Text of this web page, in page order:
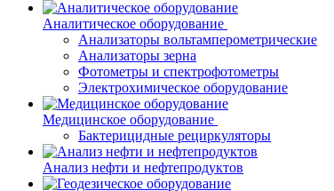
Аналитическое оборудование
Анализаторы вольтамперометрические
Анализаторы зерна
Фотометры и спектрофотометры
Электрохимическое оборудование
Медицинское оборудование
Бактерицидные рециркуляторы
Анализ нефти и нефтепродуктов